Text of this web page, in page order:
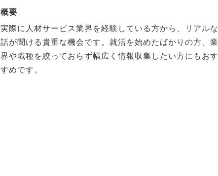
概要
実際に人材サービス業界を経験している方から、リアルな
話が聞ける貴重な機会です。就活を始めたばかりの方、業
界や職種を絞っておらず幅広く情報収集したい方にもおす
すめです。